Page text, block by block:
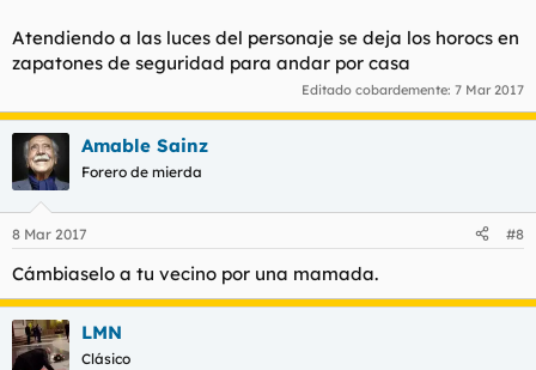
Atendiendo a las luces del personaje se deja los horocs en
zapatones de seguridad para andar por casa
Editado cobardemente: 7 Mar 2017
Amable Sainz
Forero de mierda
8 Mar 2017 #8
Cámbiaselo a tu vecino por una mamada.
LMN
Clásico